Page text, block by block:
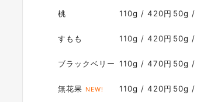
桃 110g / 420円 50g /
すもも 110g / 420円 50g /
ブラックベリー 110g / 470円 50g /
無花果 NEW! 110g / 420円 50g /